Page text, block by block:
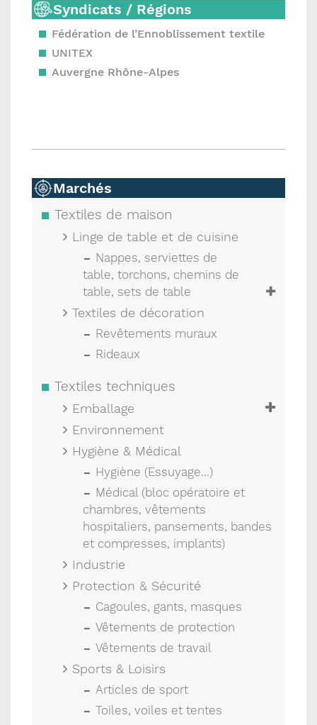
Syndicats / Régions
Fédération de l’Ennoblissement textile
UNITEX
Auvergne Rhône-Alpes
Marchés
Textiles de maison
Linge de table et de cuisine
Nappes, serviettes de
table, torchons, chemins de
table, sets de table
Textiles de décoration
Revêtements muraux
Rideaux
Textiles techniques
Emballage
Environnement
Hygiène & Médical
Hygiène (Essuyage...)
Médical (bloc opératoire et
chambres, vêtements
hospitaliers, pansements, bandes
et compresses, implants)
Industrie
Protection & Sécurité
Cagoules, gants, masques
Vêtements de protection
Vêtements de travail
Sports & Loisirs
Articles de sport
Toiles, voiles et tentes